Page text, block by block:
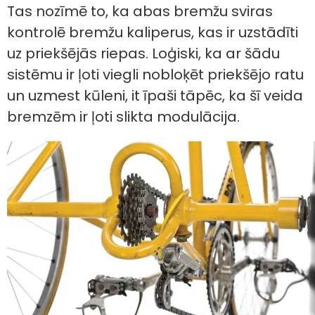
Tas nozīmē to, ka abas bremžu sviras
kontrolē bremžu kaliperus, kas ir uzstādīti
uz priekšējās riepas. Loģiski, ka ar šādu
sistēmu ir ļoti viegli nobloķēt priekšējo ratu
un uzmest kūleni, it īpaši tāpēc, ka šī veida
bremzēm ir ļoti slikta modulācija.